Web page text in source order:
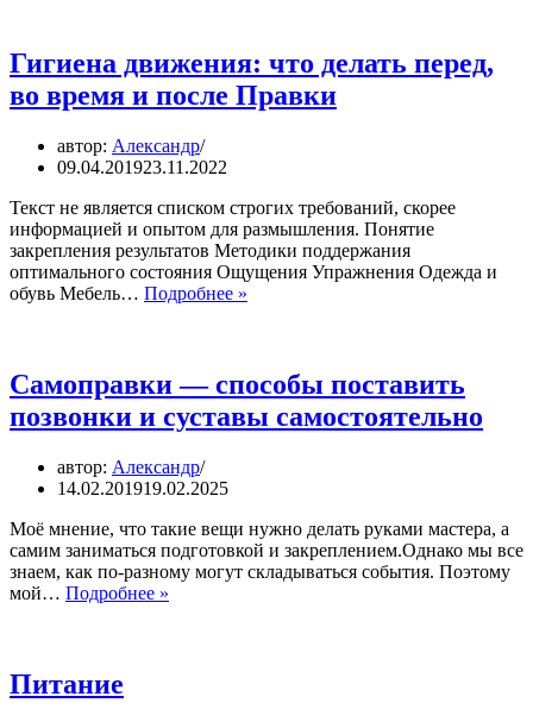
Гигиена движения: что делать перед,
во время и после Правки
автор: Александр
09.04.201923.11.2022
Текст не является списком строгих требований, скорее
информацией и опытом для размышления. Понятие
закрепления результатов Методики поддержания
оптимального состояния Ощущения Упражнения Одежда и
обувь Мебель… Подробнее »
перед,
во
время
Самоправки — способы поставить
позвонки и суставы самостоятельно
автор: Александр
14.02.201919.02.2025
Моё мнение, что такие вещи нужно делать руками мастера, а
самим заниматься подготовкой и закреплением.Однако мы все
знаем, как по-разному могут складываться события. Поэтому
мой… Подробнее »
Питание